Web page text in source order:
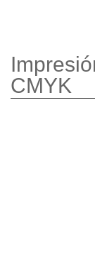
CMYK